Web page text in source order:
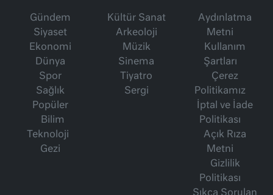
Gündem
Siyaset
Ekonomi
Dünya
Spor
Sağlık
Popüler
Bilim
Teknoloji
Gezi
Kültür Sanat
Arkeoloji
Müzik
Sinema
Tiyatro
Sergi
Aydınlatma
Metni
Kullanım
Şartları
Çerez
Politikamız
İptal ve İade
Politikası
Açık Rıza
Metni
Gizlilik
Politikası